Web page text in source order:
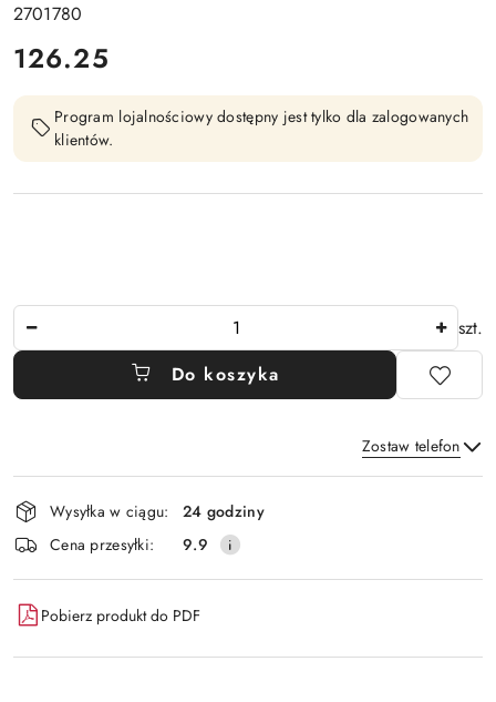
2701780
cena:
126.25
Program lojalnościowy dostępny jest tylko dla zalogowanych
klientów.
szt.
Do koszyka
Zostaw telefon
Wyślij
Dostępność
i
dostawa
Wysyłka w ciągu:
24 godziny
Cena przesyłki:
9.9
Pobierz produkt do PDF